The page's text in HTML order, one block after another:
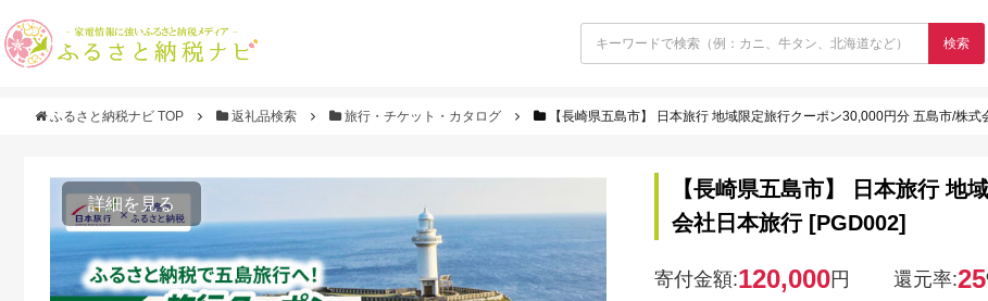
検索
ふるさと納税ナビ TOP 返礼品検索 旅行・チケット・カタログ 【長崎県五島市】 日本旅行 地域限定旅行クーポン30,000円分 五島市/株式
詳細を見る
【長崎県五島市】 日本旅行 地
会社日本旅行 [PGD002]
寄付金額:120,000円 還元率:25